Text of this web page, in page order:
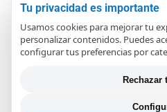
¡Comparte en
Facebook
Tu privacidad es importante
Usamos cookies para mejorar tu
personalizar contenidos. Puedes
configurar tus preferencias por
Rechazar